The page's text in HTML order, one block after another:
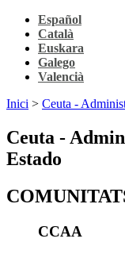
Español
Català
Euskara
Galego
Valencià
Inici > Ceuta -
Ceuta -
Estado
CCAA